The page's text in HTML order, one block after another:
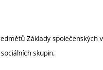
Základy společenských
skupin.